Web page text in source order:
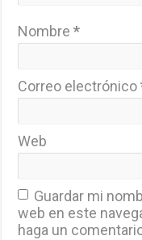
Nombre*
Correo electrónico
Web
Guardar mi
web en este
haga un